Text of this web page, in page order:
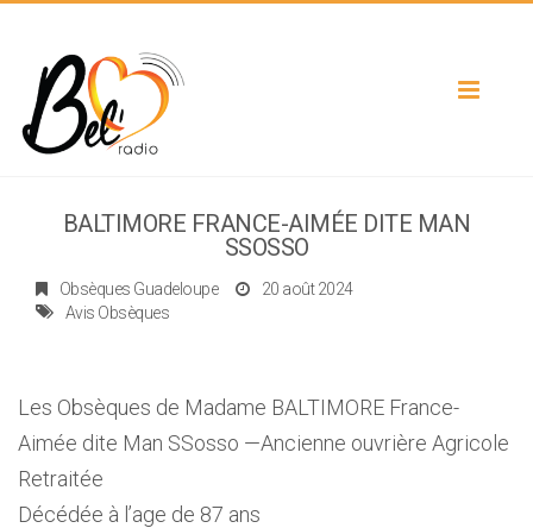
Toggle
BALTIMORE FRANCE-AIMÉE DITE MAN
SSOSSO
Obsèques Guadeloupe
20 août 2024
Avis Obsèques
Les Obsèques de Madame BALTIMORE France-
Aimée dite Man SSosso —Ancienne ouvrière Agricole
Retraitée
Décédée à l’age de 87 ans